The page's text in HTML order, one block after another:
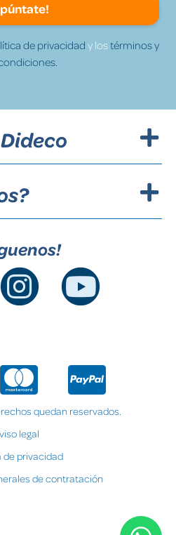
de privacidad y lostérminos y
quedan reservados.
legal
de privacidad
de contratación